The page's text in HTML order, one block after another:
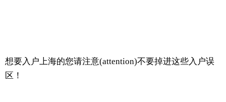
想要入户上海的您请注意(attention)不要掉进这些入户误
区！